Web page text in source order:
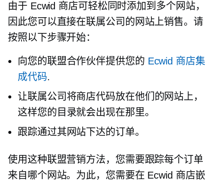
由于 Ecwid 商店可轻松同时添加到多个网站，
因此您可以直接在联属公司的网站上销售。请
按照以下步骤开始：
向您的联盟合作伙伴提供您的 Ecwid 商店集
成代码.
让联属公司将商店代码放在他们的网站上，
这样您的目录就会出现在那里。
跟踪通过其网站下达的订单。
使用这种联盟营销方法，您需要跟踪每个订单
来自哪个网站。为此，您需要在 Ecwid 商店嵌